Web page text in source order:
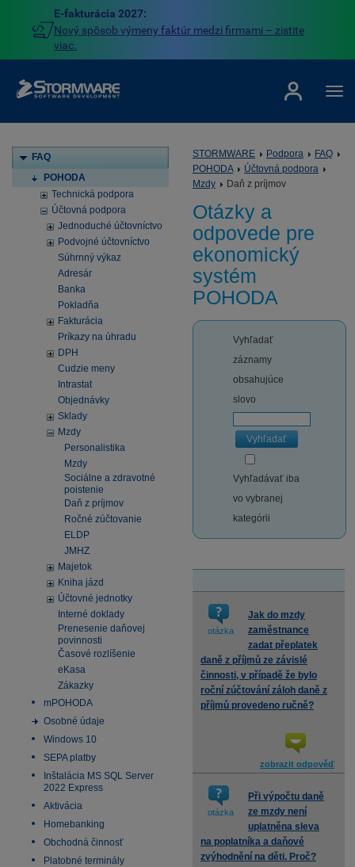
E-fakturácia 2027:
Nový spôsob výmeny faktúr medzi firmami – zistite
viac.
FAQ
POHODA
Technická podpora
Účtovná podpora
Jednoduché účtovníctvo
Podvojné účtovníctvo
Súhrnný výkaz
Adresár
Banka
Pokladňa
Fakturácia
Príkazy na úhradu
DPH
Cudzie meny
Intrastat
Objednávky
Sklady
Mzdy
Personalistika
Mzdy
Sociálne a zdravotné
poistenie
Daň z príjmov
Ročné zúčtovanie
ELDP
JMHZ
Majetok
Kniha jázd
Účtovné jednotky
Interné doklady
Prenesenie daňovej
povinnosti
Časové rozlíšenie
eKasa
Zákazky
mPOHODA
Osobné údaje
Windows 10
SEPA platby
Inštalácia MS SQL Server
2022 Express
Aktivácia
Homebanking
Obchodná činnosť
Platobné terminály
STORMWARE Podpora
FAQ
POHODA
Účtovná podpora
Mzdy
Daň z príjmov
Otázky a
odpovede pre
ekonomický
systém
POHODA
Vyhľadať
záznamy
obsahujúce
slovo
Vyhľadať
Vyhľadávať iba
vo vybranej
kategórii
otázka
Jak do mzdy
zaměstnance
zadat přeplatek
daně z příjmů ze závislé
činnosti, v případě že bylo
roční zúčtování záloh daně z
příjmů provedeno ručně?
zobrazit odpověď
otázka
Při výpočtu daně
ze mzdy není
uplatněna sleva
na poplatníka a daňové
zvýhodnění na děti. Proč?